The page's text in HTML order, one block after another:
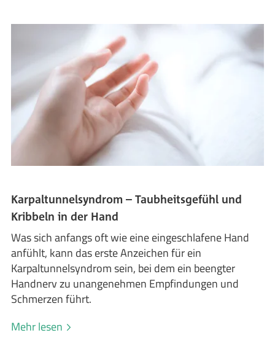
Karpaltunnelsyndrom – Taubheitsgefühl und
Kribbeln in der Hand
Was sich anfangs oft wie eine eingeschlafene Hand
anfühlt, kann das erste Anzeichen für ein
Karpaltunnelsyndrom sein, bei dem ein beengter
Handnerv zu unangenehmen Empfindungen und
Schmerzen führt.
Mehr lesen